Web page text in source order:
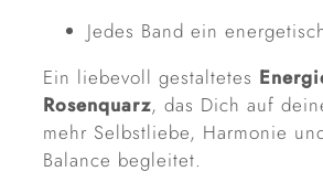
Jedes Band ein
Ein liebevoll gestaltetes
Rosenquarz, das Dich auf
mehr Selbstliebe, Harmonie
Balance begleitet.